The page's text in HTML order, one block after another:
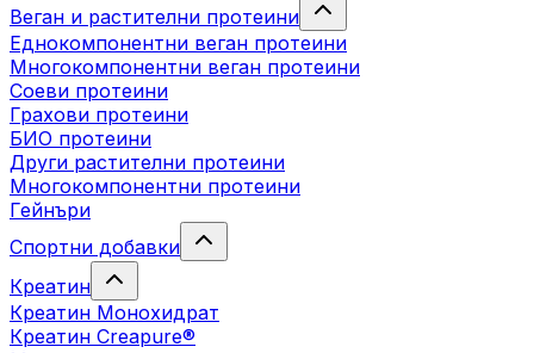
Веган и растителни протеини
Еднокомпонентни веган протеини
Многокомпонентни веган протеини
Соеви протеини
Грахови протеини
БИО протеини
Други растителни протеини
Многокомпонентни протеини
Гейнъри
Спортни добавки
Креатин
Креатин Монохидрат
Креатин Creapure®